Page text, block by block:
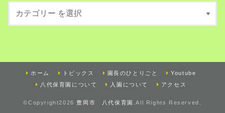
ホーム トピックス 園長のひとりごと
Youtube
八代保育園について
入園について アクセス
©Copyright2026 豊岡市 八代保育園 .All Rights Reserved.